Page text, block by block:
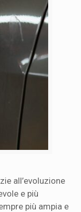
all’evoluzione
e più
più ampia e